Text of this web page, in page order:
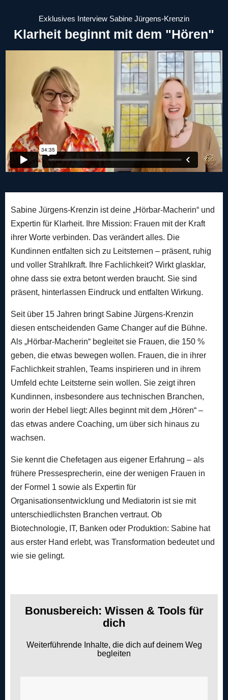
Exklusives Interview Sabine Jürgens-Krenzin
Klarheit beginnt mit dem "Hören"
Sabine Jürgens-Krenzin ist deine „Hörbar-Macherin“ und
Expertin für Klarheit. Ihre Mission: Frauen mit der Kraft
ihrer Worte verbinden. Das verändert alles. Die
Kundinnen entfalten sich zu Leitsternen – präsent, ruhig
und voller Strahlkraft. Ihre Fachlichkeit? Wirkt glasklar,
ohne dass sie extra betont werden braucht. Sie sind
präsent, hinterlassen Eindruck und entfalten Wirkung.
Seit über 15 Jahren bringt Sabine Jürgens-Krenzin
diesen entscheidenden Game Changer auf die Bühne.
Als „Hörbar-Macherin“ begleitet sie Frauen, die 150 %
geben, die etwas bewegen wollen. Frauen, die in ihrer
Fachlichkeit strahlen, Teams inspirieren und in ihrem
Umfeld echte Leitsterne sein wollen. Sie zeigt ihren
Kundinnen, insbesondere aus technischen Branchen,
worin der Hebel liegt: Alles beginnt mit dem „Hören“ –
das etwas andere Coaching, um über sich hinaus zu
wachsen.
Sie kennt die Chefetagen aus eigener Erfahrung – als
frühere Pressesprecherin, eine der wenigen Frauen in
der Formel 1 sowie als Expertin für
Organisationsentwicklung und Mediatorin ist sie mit
unterschiedlichsten Branchen vertraut. Ob
Biotechnologie, IT, Banken oder Produktion: Sabine hat
aus erster Hand erlebt, was Transformation bedeutet und
wie sie gelingt.
Bonusbereich: Wissen & Tools für
dich
Weiterführende Inhalte, die dich auf deinem Weg
begleiten